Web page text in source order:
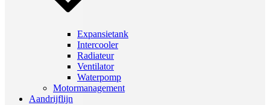
Expansietank
Intercooler
Radiateur
Ventilator
Waterpomp
Motormanagement
Aandrijflijn